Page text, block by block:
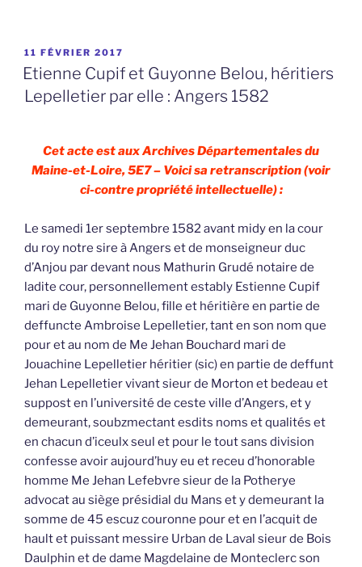
PUBLIÉ
LE
11 FÉVRIER 2017
Etienne Cupif et Guyonne Belou, héritiers
Lepelletier par elle : Angers 1582
Cet acte est aux Archives Départementales du
Maine-et-Loire, 5E7 – Voici sa retranscription (voir
ci-contre propriété intellectuelle) :
Le samedi 1er septembre 1582 avant midy en la cour
du roy notre sire à Angers et de monseigneur duc
d’Anjou par devant nous Mathurin Grudé notaire de
ladite cour, personnellement estably Estienne Cupif
mari de Guyonne Belou, fille et héritière en partie de
deffuncte Ambroise Lepelletier, tant en son nom que
pour et au nom de Me Jehan Bouchard mari de
Jouachine Lepelletier héritier (sic) en partie de deffunt
Jehan Lepelletier vivant sieur de Morton et bedeau et
suppost en l’université de ceste ville d’Angers, et y
demeurant, soubzmectant esdits noms et qualités et
en chacun d’iceulx seul et pour le tout sans division
confesse avoir aujourd’huy eu et receu d’honorable
homme Me Jehan Lefebvre sieur de la Potherye
advocat au siège présidial du Mans et y demeurant la
somme de 45 escuz couronne pour et en l’acquit de
hault et puissant messire Urban de Laval sieur de Bois
Daulphin et de dame Magdelaine de Monteclerc son